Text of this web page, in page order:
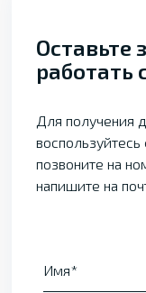
Оставьте
работать
Для получения
позвоните на
напишите на
Имя